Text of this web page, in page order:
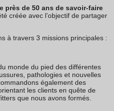
près de 50 ans de savoir-faire
créée avec l’objectif de partager
à travers 3 missions principales :
monde du pied des différentes
pathologies et nouvelles
également des
les clients en quête de
que nous avons formés.